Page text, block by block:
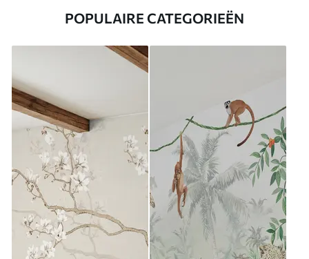
POPULAIRE CATEGORIEËN